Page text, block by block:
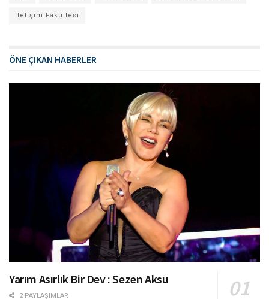
İletişim Fakültesi
ÖNE ÇIKAN HABERLER
Yarım Asırlık Bir Dev : Sezen Aksu
2 PAYLAŞIMLAR